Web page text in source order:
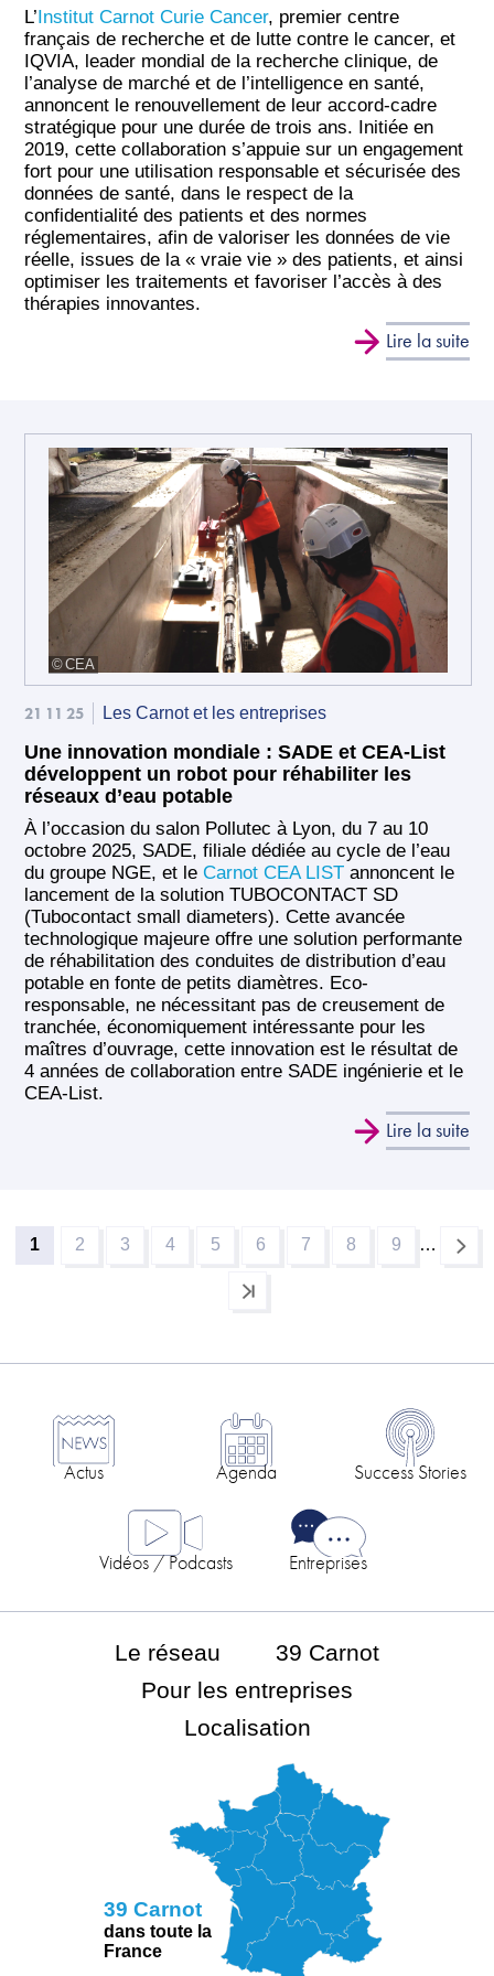
L’Institut Carnot Curie Cancer, premier centre
français de recherche et de lutte contre le cancer, et
IQVIA, leader mondial de la recherche clinique, de
l’analyse de marché et de l’intelligence en santé,
annoncent le renouvellement de leur accord-cadre
stratégique pour une durée de trois ans. Initiée en
2019, cette collaboration s’appuie sur un engagement
fort pour une utilisation responsable et sécurisée des
données de santé, dans le respect de la
confidentialité des patients et des normes
réglementaires, afin de valoriser les données de vie
réelle, issues de la « vraie vie » des patients, et ainsi
optimiser les traitements et favoriser l’accès à des
thérapies innovantes.
Lire la suite
CEA
21 11 25 Les Carnot et les entreprises
Une innovation mondiale : SADE et CEA-List
développent un robot pour réhabiliter les
réseaux d’eau potable
À l’occasion du salon Pollutec à Lyon, du 7 au 10
octobre 2025, SADE, filiale dédiée au cycle de l’eau
du groupe NGE, et leCarnot CEA LIST annoncent le
lancement de la solution TUBOCONTACT SD
(Tubocontact small diameters). Cette avancée
technologique majeure offre une solution performante
de réhabilitation des conduites de distribution d’eau
potable en fonte de petits diamètres. Eco-
responsable, ne nécessitant pas de creusement de
tranchée, économiquement intéressante pour les
maîtres d’ouvrage, cette innovation est le résultat de
4 années de collaboration entre SADE ingénierie et le
CEA-List.
Lire la suite
Page
1 Page
2 Page
3 Page
4 Page
5 Page
6 Page
7 Page
8 Page
9 …
Actus Agenda Success Stories
Vidéos / Podcasts Entreprises
Le réseau
39 Carnot
Pour les entreprises
Localisation
39 Carnot
dans toute la
France